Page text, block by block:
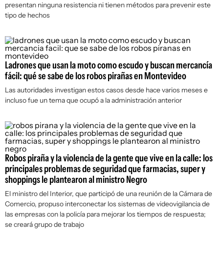
presentan ninguna resistencia ni tienen métodos para prevenir este
tipo de hechos
Ladrones que usan la moto como escudo y buscan mercancía
fácil: qué se sabe de los robos pirañas en Montevideo
Las autoridades investigan estos casos desde hace varios meses e
incluso fue un tema que ocupó a la administración anterior
Robos piraña y la violencia de la gente que vive en la calle: los
principales problemas de seguridad que farmacias, super y
shoppings le plantearon al ministro Negro
El ministro del Interior, que participó de una reunión de la Cámara de
Comercio, propuso interconectar los sistemas de videovigilancia de
las empresas con la policía para mejorar los tiempos de respuesta;
se creará grupo de trabajo